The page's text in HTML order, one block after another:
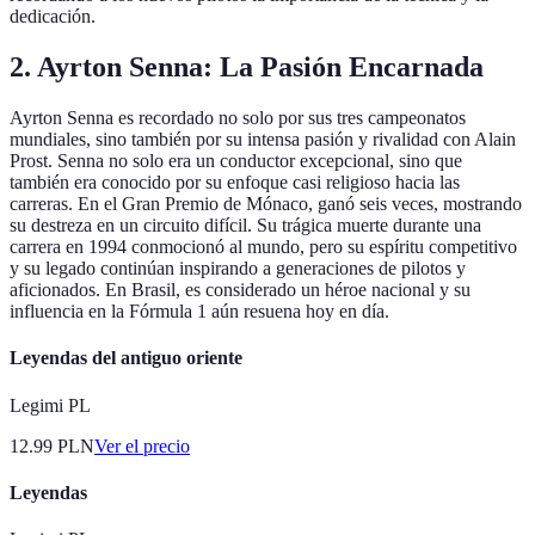
dedicación.
2. Ayrton Senna: La Pasión Encarnada
Ayrton Senna es recordado no solo por sus tres campeonatos
mundiales, sino también por su intensa pasión y rivalidad con Alain
Prost. Senna no solo era un conductor excepcional, sino que
también era conocido por su enfoque casi religioso hacia las
carreras. En el Gran Premio de Mónaco, ganó seis veces, mostrando
su destreza en un circuito difícil. Su trágica muerte durante una
carrera en 1994 conmocionó al mundo, pero su espíritu competitivo
y su legado continúan inspirando a generaciones de pilotos y
aficionados. En Brasil, es considerado un héroe nacional y su
influencia en la Fórmula 1 aún resuena hoy en día.
Leyendas del antiguo oriente
Legimi PL
12.99 PLNVer el precio
Leyendas